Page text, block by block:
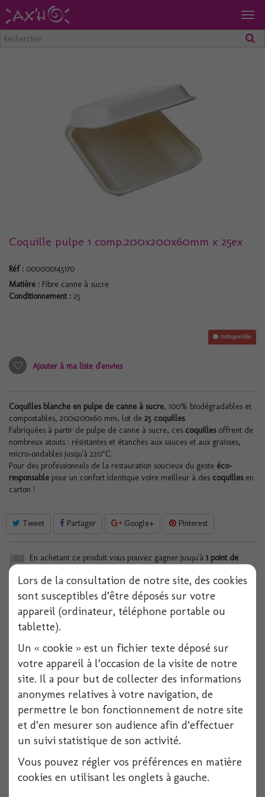
Coquille pulpe 1 comp.200x200x60mm x 25ex
Réf : 000000145170
Matière : Fibre canne à sucre
Conditionnement : 25
Indisponible
Ajouter à ma liste d'envies
Coquilles blanche en pulpe de canne à sucre, 100% biodégradables et
compostables, 200x200x60 mm, lot de 25 coquilles.
Fabriquées à partir de pulpe de canne à sucre, ces coquillesoffrent de
nombreux atouts : résistantes et étanches aux sauces et aux graisses,
micro-ondables jusqu'à 220°C.
Pour des professionnels de la restauration soucieux du geste éco-
responsable pour un confort identique voire meilleur à des coquillesen
carton !
Tweet Partager Google+ Pinterest
En achetant ce produit vous pouvez gagner jusqu'à 1 point de
transformé(s) en un bon de réduction de 0,20 € .
CATÉGORIE
Lors de la consultation de notre site, des cookies
sont susceptibles d’être déposés sur votre
appareil (ordinateur, téléphone portable ou
tablette).
Un « cookie » est un fichier texte déposé sur
votre appareil à l’occasion de la visite de notre
site. Il a pour but de collecter des informations
anonymes relatives à votre navigation, de
permettre le bon fonctionnement de notre site
et d’en mesurer son audience afin d’effectuer
un suivi statistique de son activité.
Vous pouvez régler vos préférences en matière
cookies en utilisant les onglets à gauche.